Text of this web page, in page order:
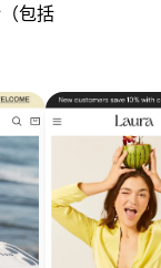
包括